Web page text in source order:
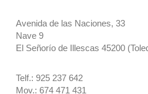
Avenida de las Naciones, 33
Nave 9
El Señorío de Illescas 45200
Telf.: 925 237 642
Mov.: 674 471 431